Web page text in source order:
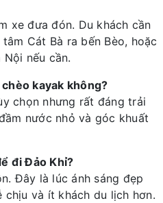
xe đưa đón. Du khách cần
Cát Bà ra bến Bèo, hoặc
nếu cần.
kayak không?
chọn nhưng rất đáng trải
nước nhỏ và góc khuất
đi Đảo Khỉ?
Đây là lúc ánh sáng đẹp
chịu và ít khách du lịch hơn.